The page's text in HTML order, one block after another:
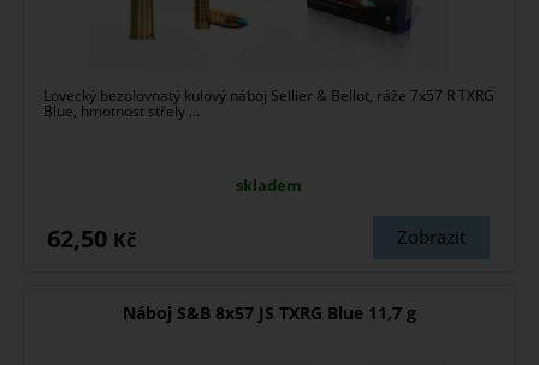
Lovecký bezolovnatý kulový náboj Sellier & Bellot, ráže 7x57 R TXRG
Blue, hmotnost střely ...
skladem
Zobrazit
62,50 Kč
Náboj S&B 8x57 JS TXRG Blue 11,7 g